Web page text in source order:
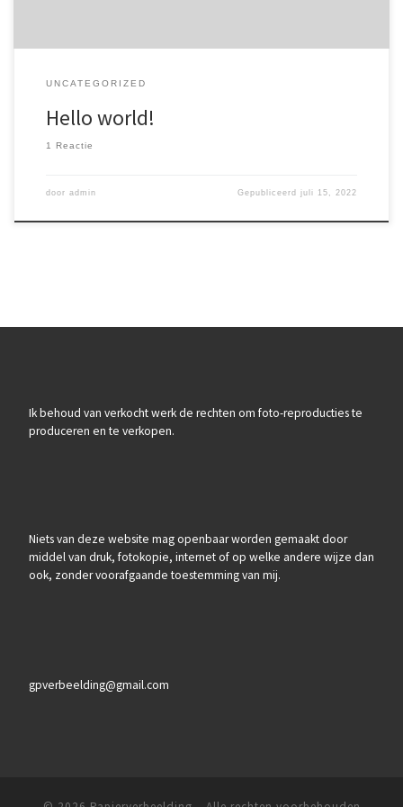
UNCATEGORIZED
Hello world!
1 Reactie
door admin Gepubliceerdjuli 15, 2022
Ik behoud van verkocht werk de rechten om foto-reproducties te
produceren en te verkopen.
Niets van deze website mag openbaar worden gemaakt door
middel van druk, fotokopie, internet of op welke andere wijze dan
ook, zonder voorafgaande toestemming van mij.
gpverbeelding@gmail.com